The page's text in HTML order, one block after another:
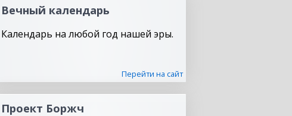
Вечный календарь
Календарь на любой год нашей эры.
Перейти на сайт
Проект Боржч